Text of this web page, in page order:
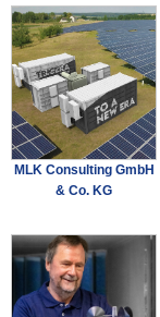
MLK Consulting GmbH
& Co. KG